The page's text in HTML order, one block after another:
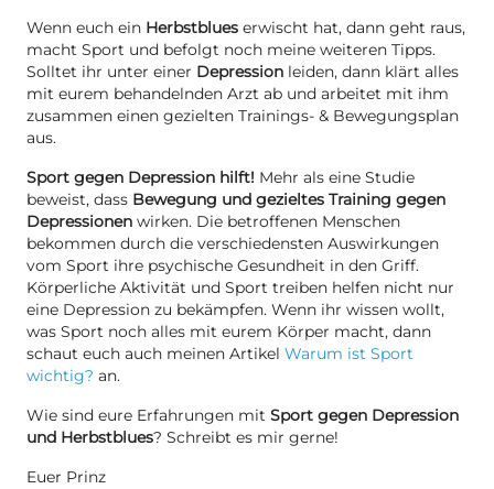
Wenn euch ein Herbstblues erwischt hat, dann geht raus,
macht Sport und befolgt noch meine weiteren Tipps.
Solltet ihr unter einer Depression leiden, dann klärt alles
mit eurem behandelnden Arzt ab und arbeitet mit ihm
zusammen einen gezielten Trainings- & Bewegungsplan
aus.
Sport gegen Depression hilft! Mehr als eine Studie
beweist, dass Bewegung und gezieltes Training gegen
Depressionen wirken. Die betroffenen Menschen
bekommen durch die verschiedensten Auswirkungen
vom Sport ihre psychische Gesundheit in den Griff.
Körperliche Aktivität und Sport treiben helfen nicht nur
eine Depression zu bekämpfen. Wenn ihr wissen wollt,
was Sport noch alles mit eurem Körper macht, dann
schaut euch auch meinen Artikel Warum ist Sport
wichtig? an.
Wie sind eure Erfahrungen mit Sport gegen Depression
und Herbstblues? Schreibt es mir gerne!
Euer Prinz